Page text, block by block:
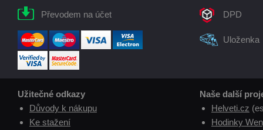
Převodem na účet DPD
Uloženka
Užitečné odkazy
Důvody k nákupu
Ke stažení
Naše další
Helveti.cz
Hodinky